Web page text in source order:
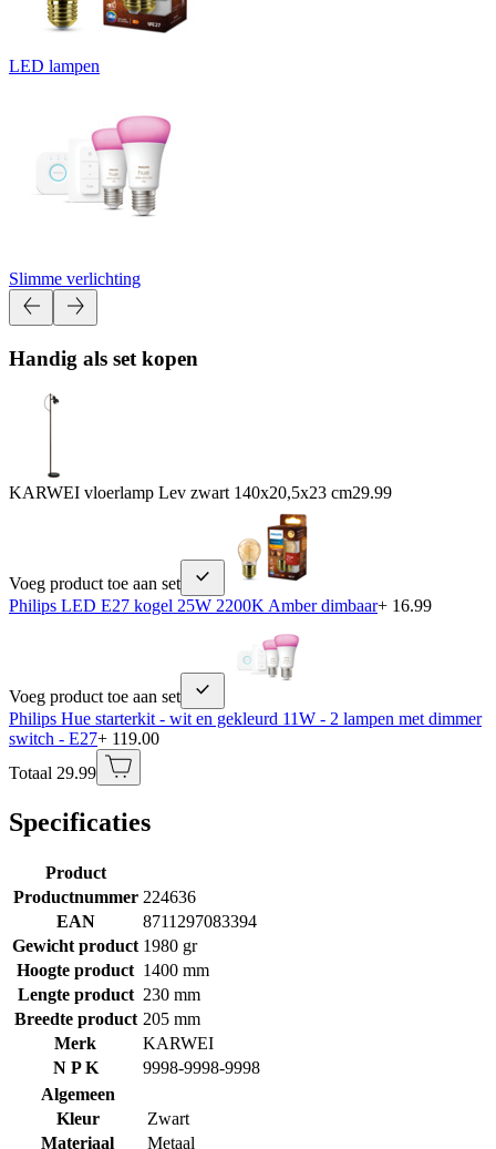
LED lampen
Slimme verlichting
Handig als set kopen
KARWEI vloerlamp Lev zwart 140x20,5x23 cm29.99
Voeg product toe aan set
Philips LED E27 kogel 25W 2200K Amber dimbaar+ 16.99
Voeg product toe aan set
Philips Hue starterkit - wit en gekleurd 11W - 2 lampen met dimmer
switch - E27+ 119.00
Totaal 29.99
Specificaties
Product
Productnummer 224636
EAN
8711297083394
Gewicht product 1980 gr
Hoogte product 1400 mm
Lengte product 230 mm
Breedte product 205 mm
Merk
KARWEI
N P K
9998-9998-9998
Algemeen
Kleur
Zwart
Materiaal
Metaal